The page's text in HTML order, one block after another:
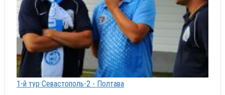
1-й тур Севастополь-2 - Полтава